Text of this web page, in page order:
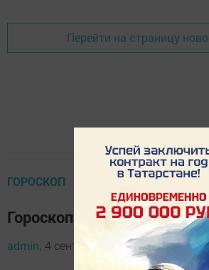
Перейти на страницу
ГОРОСКОП
Гороскоп на 4 сентября
admin, 4 сентября 2023 - 07:52